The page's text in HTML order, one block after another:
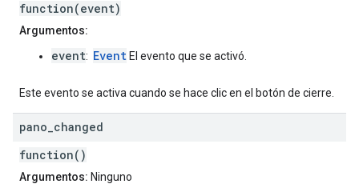
function(event)
Argumentos:
event: Event El evento que se activó.
Este evento se activa cuando se hace clic en el botón de cierre.
pano changed
function()
Argumentos: Ninguno